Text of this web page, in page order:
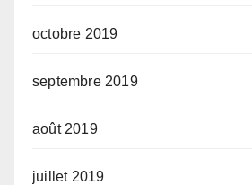
octobre 2019
septembre 2019
août 2019
juillet 2019